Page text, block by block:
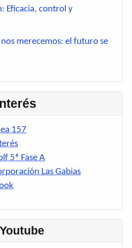
Eficacia, control y
merecemos: el futuro se
157
5ª Fase A
Las Gabias